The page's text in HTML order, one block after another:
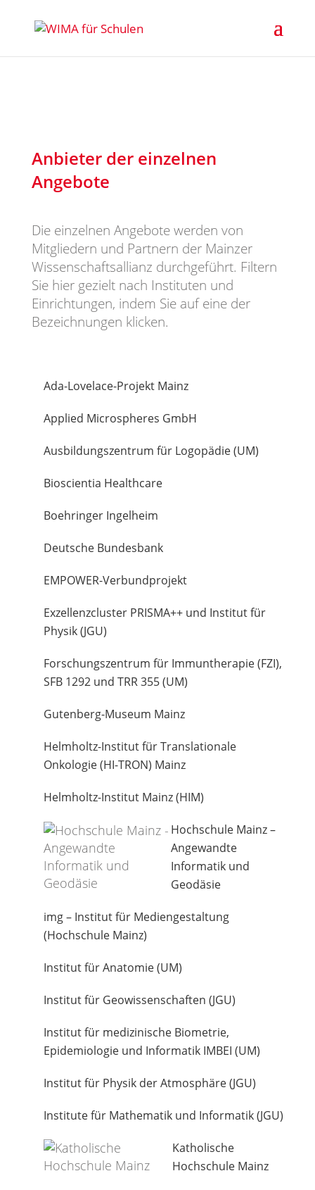
Anbieter der einzelnen
Angebote
Die einzelnen Angebote werden von
Mitgliedern und Partnern der Mainzer
Wissenschaftsallianz durchgeführt. Filtern
Sie hier gezielt nach Instituten und
Einrichtungen, indem Sie auf eine der
Bezeichnungen klicken.
Ada-Lovelace-Projekt Mainz
Applied Microspheres GmbH
Ausbildungszentrum für Logopädie (UM)
Bioscientia Healthcare
Boehringer Ingelheim
Deutsche Bundesbank
EMPOWER-Verbundprojekt
Exzellenzcluster PRISMA++ und Institut für
Physik (JGU)
Forschungszentrum für Immuntherapie (FZI),
SFB 1292 und TRR 355 (UM)
Gutenberg-Museum Mainz
Helmholtz-Institut für Translationale
Onkologie (HI-TRON) Mainz
Helmholtz-Institut Mainz (HIM)
Hochschule Mainz –
Angewandte
Informatik und
Geodäsie
img – Institut für Mediengestaltung
(Hochschule Mainz)
Institut für Anatomie (UM)
Institut für Geowissenschaften (JGU)
Institut für medizinische Biometrie,
Epidemiologie und Informatik IMBEI (UM)
Institut für Physik der Atmosphäre (JGU)
Institute für Mathematik und Informatik (JGU)
Katholische
Hochschule Mainz